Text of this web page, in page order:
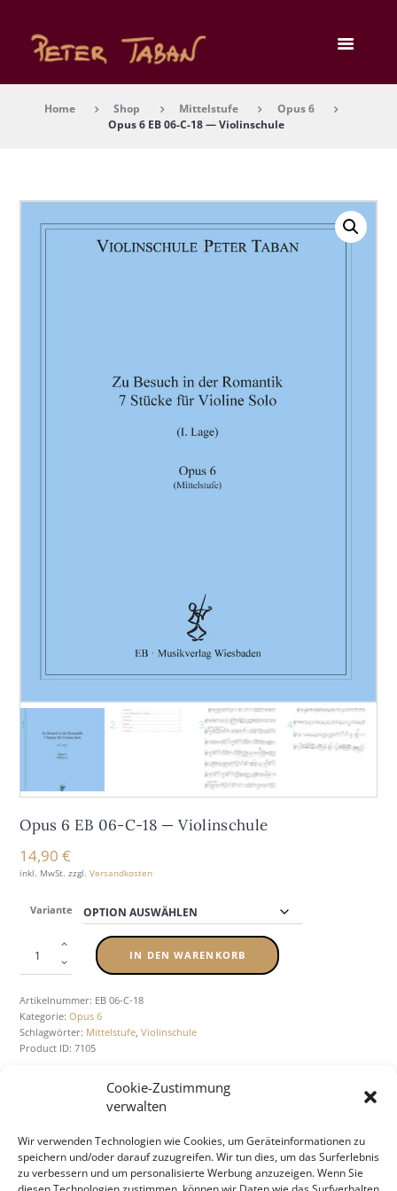
Cookie-Zustimmung
verwalten
Wir verwenden Technologien wie Cookies, um Geräteinformationen zu
speichern und/oder darauf zuzugreifen. Wir tun dies, um das Surferlebnis
zu verbessern und um personalisierte Werbung anzuzeigen. Wenn Sie
Home Shop Mittelstufe
Opus 6
Opus 6 EB 06-C-18 — Vio­lin­schu­le
Opus 6 EB 06-C-18 — Vio­lin­schu­le
14,90€
inkl. MwSt. zzgl.Versandkosten
Variante
IN DEN WARENKORB
Artikelnummer: EB 06-C-18
Kategorie:Opus 6
Schlagwörter: Mittelstufe,Violinschule
Product ID:7105